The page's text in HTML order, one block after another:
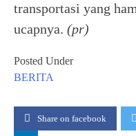
transportasi yang
ucapnya. (pr)
Posted Under
BERITA
Share on facebook